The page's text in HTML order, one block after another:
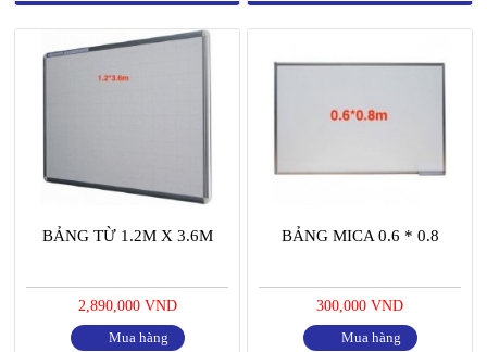
BẢNG TỪ 1.2M X 3.6M
2,890,000 VND
Mua hàng
BẢNG MICA 0.6 * 0.8
300,000 VND
Mua hàng